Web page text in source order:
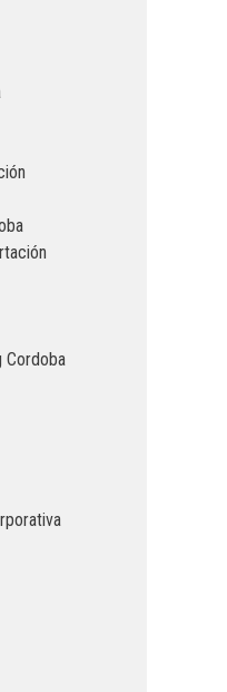
Cordoba